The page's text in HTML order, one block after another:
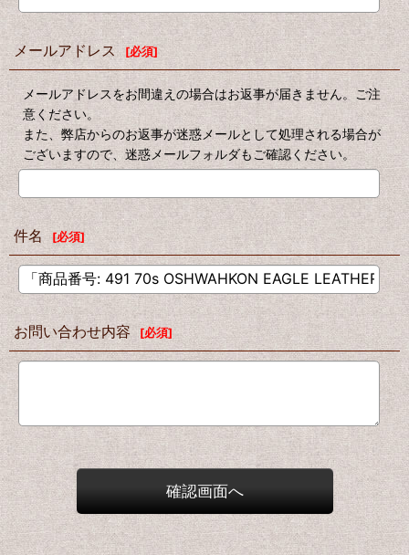
メールアドレス [必須]
メールアドレスをお間違えの場合はお返事が届きません。ご注
意ください。
また、弊店からのお返事が迷惑メールとして処理される場合が
ございますので、迷惑メールフォルダもご確認ください。
件名 [必須]
お問い合わせ内容 [必須]
確認画面へ